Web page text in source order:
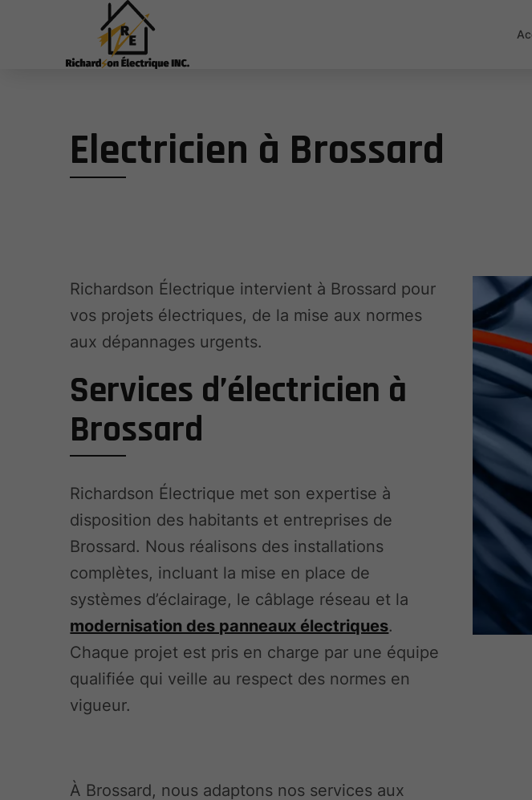
Electricien à Brossard
Richardson Électrique intervient à Brossard pour
vos projets électriques, de la mise aux normes
aux dépannages urgents.
Services d’électricien à
Brossard
Richardson Électrique met son expertise à
disposition des habitants et entreprises de
Brossard. Nous réalisons des installations
complètes, incluant la mise en place de
systèmes d’éclairage, le câblage réseau et la
modernisation des panneaux électriques.
Chaque projet est pris en charge par une équipe
qualifiée qui veille au respect des normes en
vigueur.
À Brossard, nous adaptons nos services aux